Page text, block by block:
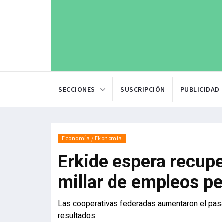
SECCIONES SUSCRIPCIÓN PUBLICIDAD
Economía / Ekonomia
Erkide espera
millar de empleos
Las cooperativas federadas aumentaron el
resultados